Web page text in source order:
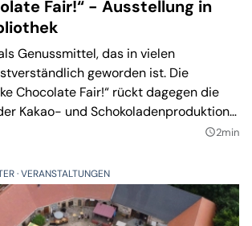
Fair!“ - Ausstellung in
Genussmittel, das in vielen
geworden ist. Die
Chocolate Fair!“ rückt dagegen die
Kakao- und Schokoladenproduktion
ist vom 23. Februar bis 7. April in der
query_builder2min
VERANSTALTUNGEN